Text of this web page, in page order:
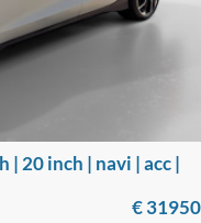
20 inch | navi | acc |
€ 31950